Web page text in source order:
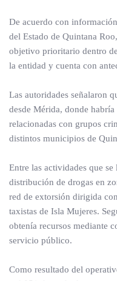
De acuerdo con
del Estado de Quintana
objetivo prioritario dentro
la entidad y cuenta con
Las autoridades señalaron
desde Mérida, donde
relacionadas con grupos
distintos municipios de
Entre las actividades que
distribución de drogas en
red de extorsión dirigida
taxistas de Isla Mujeres.
obtenía recursos mediante
servicio público.
Como resultado del